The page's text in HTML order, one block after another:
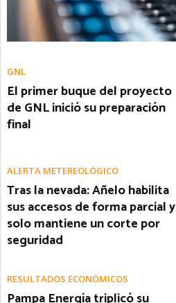
GNL
El primer buque del proyecto
de GNL inició su preparación
final
ALERTA METEREOLÓGICO
Tras la nevada: Añelo habilita
sus accesos de forma parcial y
solo mantiene un corte por
seguridad
RESULTADOS ECONÓMICOS